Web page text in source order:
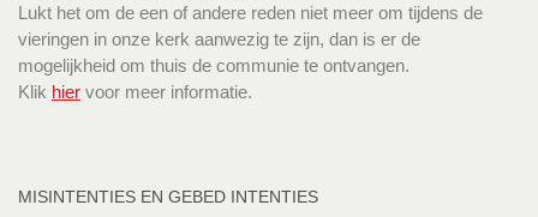
Lukt het om de een of andere reden niet meer om tijdens de
vieringen in onze kerk aanwezig te zijn, dan is er de
mogelijkheid om thuis de communie te ontvangen.
Klik hier voor meer informatie.
MISINTENTIES EN GEBED INTENTIES